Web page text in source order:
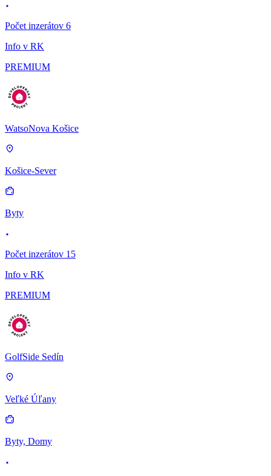
Počet inzerátov 6
Info v RK
PREMIUM
WatsoNova Košice
Košice-Sever
Byty
Počet inzerátov 15
Info v RK
PREMIUM
GolfSide Sedín
Veľké Úľany
Byty, Domy